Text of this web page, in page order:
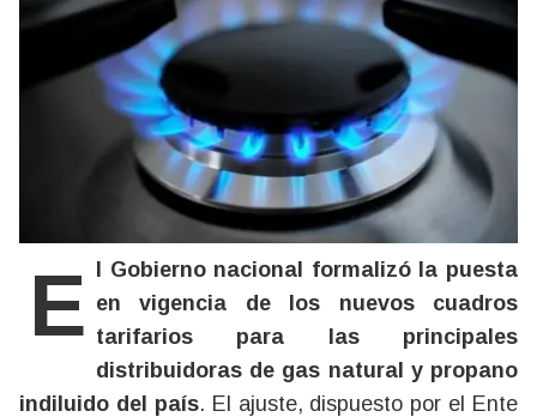
El Gobierno nacional formalizó la puesta en vigencia de los nuevos cuadros
tarifarios para las principales
distribuidoras de gas natural y propano
indiluido del país. El ajuste, dispuesto por el Ente